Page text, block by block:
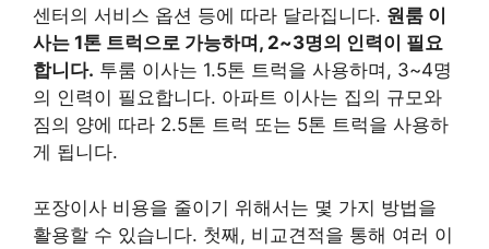
센터의 서비스 옵션 등에 따라 달라집니다. 원룸 이
사는 1톤 트럭으로 가능하며, 2~3명의 인력이 필요
합니다. 투룸 이사는 1.5톤 트럭을 사용하며, 3~4명
의 인력이 필요합니다. 아파트 이사는 집의 규모와
짐의 양에 따라 2.5톤 트럭 또는 5톤 트럭을 사용하
게 됩니다.
포장이사 비용을 줄이기 위해서는 몇 가지 방법을
활용할 수 있습니다. 첫째, 비교견적을 통해 여러 이